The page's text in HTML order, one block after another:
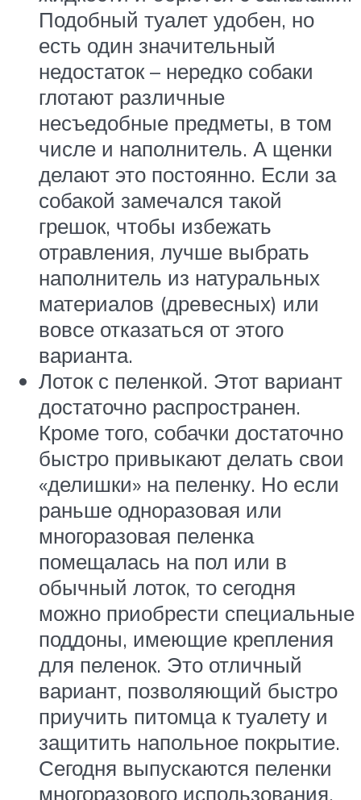
Подобный туалет удобен, но
есть один значительный
недостаток – нередко собаки
глотают различные
несъедобные предметы, в том
числе и наполнитель. А щенки
делают это постоянно. Если за
собакой замечался такой
грешок, чтобы избежать
отравления, лучше выбрать
наполнитель из натуральных
материалов (древесных) или
вовсе отказаться от этого
варианта.
Лоток с пеленкой. Этот вариант
достаточно распространен.
Кроме того, собачки достаточно
быстро привыкают делать свои
«делишки» на пеленку. Но если
раньше одноразовая или
многоразовая пеленка
помещалась на пол или в
обычный лоток, то сегодня
можно приобрести специальные
поддоны, имеющие крепления
для пеленок. Это отличный
вариант, позволяющий быстро
приучить питомца к туалету и
защитить напольное покрытие.
Сегодня выпускаются пеленки
многоразового использования,